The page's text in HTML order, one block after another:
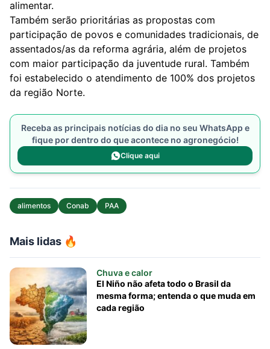
Mais lidas 🔥
Chuva e calor
El Niño não afeta todo o Brasil da
mesma forma; entenda o que muda em
cada região
alimentar.
Também serão prioritárias as propostas com
participação de povos e comunidades tradicionais, de
assentados/as da reforma agrária, além de projetos
com maior participação da juventude rural. Também
foi estabelecido o atendimento de 100% dos projetos
da região Norte.
Receba as principais notícias do dia no seu WhatsApp e
fique por dentro do que acontece no agronegócio!
Clique aqui
alimentos Conab PAA